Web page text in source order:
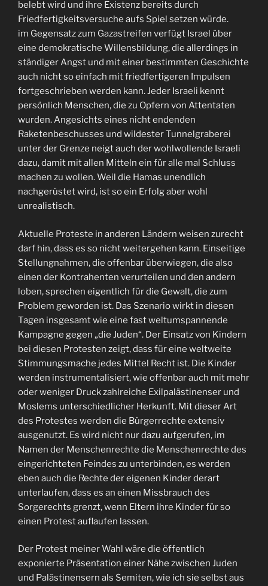
belebt wird und ihre Existenz bereits durch
Friedfertigkeitsversuche aufs Spiel setzen würde.
im Gegensatz zum Gazastreifen verfügt Israel über
eine demokratische Willensbildung, die allerdings in
ständiger Angst und mit einer bestimmten Geschichte
auch nicht so einfach mit friedfertigeren Impulsen
fortgeschrieben werden kann. Jeder Israeli kennt
persönlich Menschen, die zu Opfern von Attentaten
wurden. Angesichts eines nicht endenden
Raketenbeschusses und wildester Tunnelgraberei
unter der Grenze neigt auch der wohlwollende Israeli
dazu, damit mit allen Mitteln ein für alle mal Schluss
machen zu wollen. Weil die Hamas unendlich
nachgerüstet wird, ist so ein Erfolg aber wohl
unrealistisch.
Aktuelle Proteste in anderen Ländern weisen zurecht
darf hin, dass es so nicht weitergehen kann. Einseitige
Stellungnahmen, die offenbar überwiegen, die also
einen der Kontrahenten verurteilen und den andern
loben, sprechen eigentlich für die Gewalt, die zum
Problem geworden ist. Das Szenario wirkt in diesen
Tagen insgesamt wie eine fast weltumspannende
Kampagne gegen „die Juden“. Der Einsatz von Kindern
bei diesen Protesten zeigt, dass für eine weltweite
Stimmungsmache jedes Mittel Recht ist. Die Kinder
werden instrumentalisiert, wie offenbar auch mit mehr
oder weniger Druck zahlreiche Exilpalästinenser und
Moslems unterschiedlicher Herkunft. Mit dieser Art
des Protestes werden die Bürgerrechte extensiv
ausgenutzt. Es wird nicht nur dazu aufgerufen, im
Namen der Menschenrechte die Menschenrechte des
eingerichteten Feindes zu unterbinden, es werden
eben auch die Rechte der eigenen Kinder derart
unterlaufen, dass es an einen Missbrauch des
Sorgerechts grenzt, wenn Eltern ihre Kinder für so
einen Protest auflaufen lassen.
Der Protest meiner Wahl wäre die öffentlich
exponierte Präsentation einer Nähe zwischen Juden
und Palästinensern als Semiten, wie ich sie selbst aus